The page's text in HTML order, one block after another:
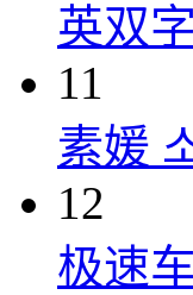
英双字
11
素媛
12
极速